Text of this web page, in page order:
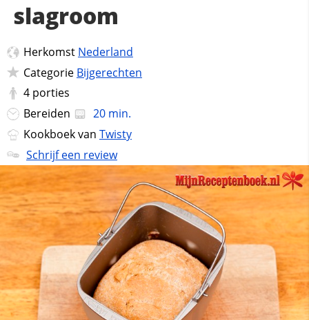
slagroom
Herkomst Nederland
Categorie Bijgerechten
4 porties
Bereiden
20 min.
Kookboek van Twisty
Schrijf een review